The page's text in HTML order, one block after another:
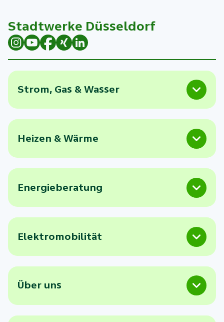
Stadtwerke Düsseldorf
Strom, Gas & Wasser
Heizen & Wärme
Energieberatung
Elektromobilität
Über uns